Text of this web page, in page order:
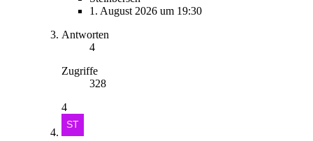
1. August 2026 um 19:30
Antworten
4
Zugriffe
328
4